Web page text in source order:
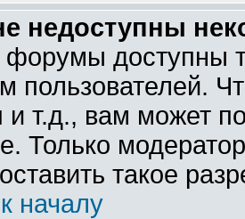
недоступны
доступны
пользователей.
т.д., вам может
Только
такое
началу